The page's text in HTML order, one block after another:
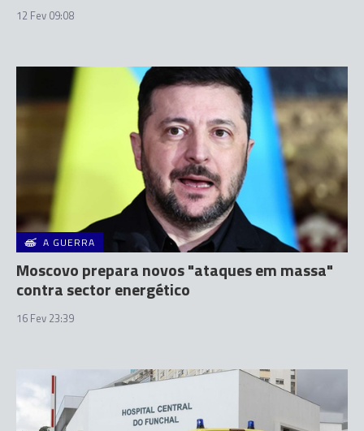
12 Fev 09:08
A GUERRA
Moscovo prepara novos "ataques em massa"
contra sector energético
16 Fev 23:39